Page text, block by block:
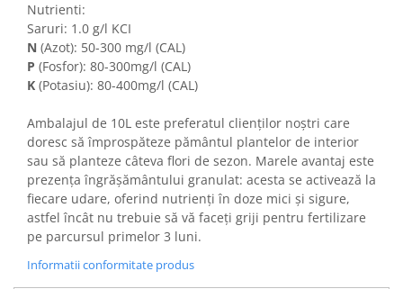
Nutrienti:
Saruri: 1.0 g/l KCI
N (Azot): 50-300 mg/l (CAL)
P (Fosfor): 80-300mg/l (CAL)
K (Potasiu): 80-400mg/l (CAL)
Ambalajul de 10L este preferatul clienților noștri care
doresc să împrospăteze pământul plantelor de interior
sau să planteze câteva flori de sezon. Marele avantaj este
prezența îngrășământului granulat: acesta se activează la
fiecare udare, oferind nutrienți în doze mici și sigure,
astfel încât nu trebuie să vă faceți griji pentru fertilizare
pe parcursul primelor 3 luni.
Informatii conformitate produs